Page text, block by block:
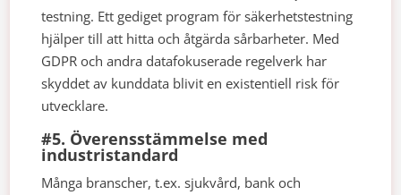
testning. Ett gediget program för säkerhetstestning
hjälper till att hitta och åtgärda sårbarheter. Med
GDPR och andra datafokuserade regelverk har
skyddet av kunddata blivit en existentiell risk för
utvecklare.
#5. Överensstämmelse med
industristandard
Många branscher, t.ex. sjukvård, bank och